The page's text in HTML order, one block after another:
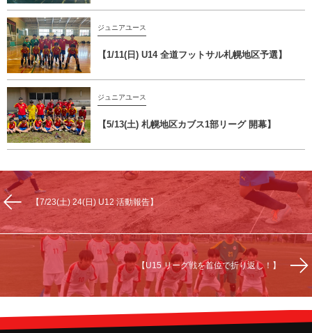
ジュニアユース
【1/11(日) U14 全道フットサル札幌地区予選】
ジュニアユース
【5/13(土) 札幌地区カブス1部リーグ 開幕】
【7/23(土) 24(日) U12 活動報告】
【U15 リーグ戦を首位で折り返し！】